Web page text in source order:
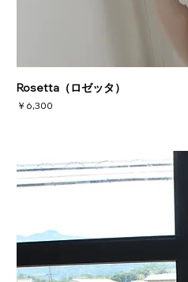
Rosetta（ロゼッタ）
価格
￥6,300